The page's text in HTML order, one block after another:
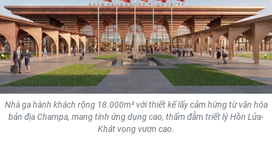
Y TẾ
KHOA HỌC - CÔNG NGHỆ
MÔI TRƯỜNG
BẠN ĐỌC
KIỂM CHỨNG THÔNG TIN
Nhà ga hành khách rộng 18.000m² với thiết kế lấy cảm hứng từ văn hóa
bản địa Champa, mang tính ứng dụng cao, thấm đẫm triết lý Hồn Lửa-
Khát vọng vươn cao.